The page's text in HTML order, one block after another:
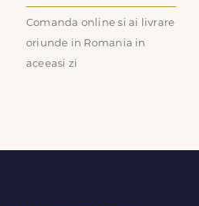
Comanda online si ai livrare
oriunde in Romania in
aceeasi zi